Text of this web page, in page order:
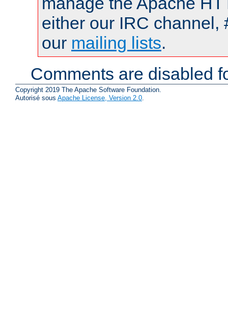
either our IRC channel,
our mailing lists.
Comments are disabled
Copyright 2019 The Apache Software Foundation.
Autorisé sous Apache License, Version 2.0.